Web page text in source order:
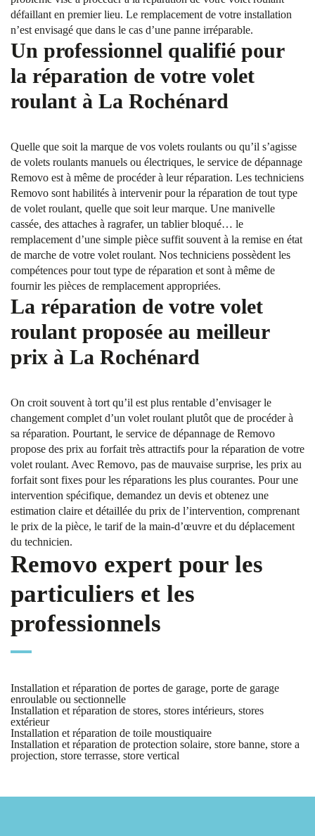
défaillant en premier lieu. Le remplacement de votre installation
n’est envisagé que dans le cas d’une panne irréparable.
Un professionnel qualifié pour
la réparation de votre volet
roulant à La Rochénard
Quelle que soit la marque de vos volets roulants ou qu’il s’agisse
de volets roulants manuels ou électriques, le service de dépannage
Removo est à même de procéder à leur réparation. Les techniciens
Removo sont habilités à intervenir pour la réparation de tout type
de volet roulant, quelle que soit leur marque. Une manivelle
cassée, des attaches à ragrafer, un tablier bloqué… le
remplacement d’une simple pièce suffit souvent à la remise en état
de marche de votre volet roulant. Nos techniciens possèdent les
compétences pour tout type de réparation et sont à même de
fournir les pièces de remplacement appropriées.
La réparation de votre volet
roulant proposée au meilleur
prix à La Rochénard
On croit souvent à tort qu’il est plus rentable d’envisager le
changement complet d’un volet roulant plutôt que de procéder à
sa réparation. Pourtant, le service de dépannage de Removo
propose des prix au forfait très attractifs pour la réparation de votre
volet roulant. Avec Removo, pas de mauvaise surprise, les prix au
forfait sont fixes pour les réparations les plus courantes. Pour une
intervention spécifique, demandez un devis et obtenez une
estimation claire et détaillée du prix de l’intervention, comprenant
le prix de la pièce, le tarif de la main-d’œuvre et du déplacement
du technicien.
Removo expert pour les
particuliers et les
professionnels
Installation et réparation de portes de garage, porte de garage
enroulable ou sectionnelle
Installation et réparation de stores, stores intérieurs, stores
extérieur
Installation et réparation de toile moustiquaire
Installation et réparation de protection solaire, store banne, store a
projection, store terrasse, store vertical